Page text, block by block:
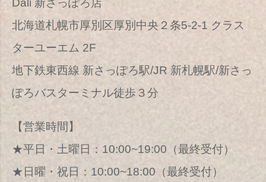
北海道札幌市厚別区厚別中央２条5-2-1 クラス
ターユーエム 2F
地下鉄東西線 新さっぽろ駅/JR 新札幌駅/新さっ
ぽろバスターミナル徒歩３分
【営業時間】
★平日・土曜日：10:00~19:00（最終受付）
★日曜・祝日：10:00~18:00（最終受付）